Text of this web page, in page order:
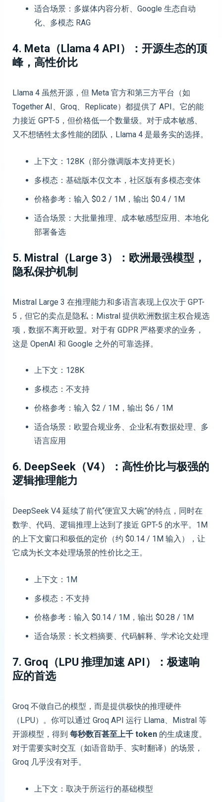
适合场景：多媒体内容分析、Google 生态自动
化、多模态 RAG
4. Meta（Llama 4 API）：开源生态的顶
峰，高性价比
Llama 4 虽然开源，但 Meta 官方和第三方平台（如
Together AI、Groq、Replicate）都提供了 API。它的能
力接近 GPT-5，但价格低一个数量级。对于成本敏感、
又不想牺牲太多性能的团队，Llama 4 是最务实的选择。
上下文：128K（部分微调版本支持更长）
多模态：基础版本仅文本，社区版有多模态变体
价格参考：输入 $0.2 / 1M，输出 $0.4 / 1M
适合场景：大批量推理、成本敏感型应用、本地化
部署备选
5. Mistral（Large 3）：欧洲最强模型，
隐私保护机制
Mistral Large 3 在推理能力和多语言表现上仅次于 GPT-
5，但它的卖点是隐私：Mistral 提供欧洲数据主权合规选
项，数据不离开欧盟。对于有 GDPR 严格要求的业务，
这是 OpenAI 和 Google 之外的可靠选择。
上下文：128K
多模态：不支持
价格参考：输入 $2 / 1M，输出 $6 / 1M
适合场景：欧盟合规业务、企业私有数据处理、多
语言应用
6. DeepSeek（V4）：高性价比与极强的
逻辑推理能力
DeepSeek V4 延续了前代“便宜又大碗”的特点，同时在
数学、代码、逻辑推理上达到了接近 GPT-5 的水平。1M
的上下文窗口和极低的定价（约 $0.14 / 1M 输入），让
它成为长文本处理场景的性价比之王。
上下文：1M
多模态：不支持
价格参考：输入 $0.14 / 1M，输出 $0.28 / 1M
适合场景：长文档摘要、代码解释、学术论文处理
7. Groq（LPU 推理加速 API）：极速响
应的首选
Groq 不做自己的模型，而是提供极快的推理硬件
（LPU）。你可以通过 Groq API 运行 Llama、Mistral 等
开源模型，得到 每秒数百甚至上千 token的生成速度。
对于需要实时交互（如语音助手、实时翻译）的场景，
Groq 几乎没有对手。
上下文：取决于所运行的基础模型